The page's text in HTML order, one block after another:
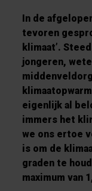
In de
tevoren
klimaat’.
jongeren,
eigenlijk al
immers het
we ons ertoe
is om de
graden te
maximum van